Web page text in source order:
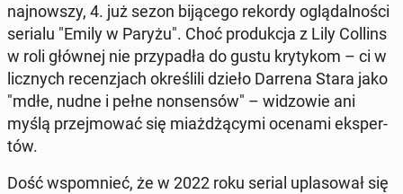
naj­now­szy, 4. już sezon bi­ją­ce­go rekordy oglą­dal­no­ści
serialu "Emily w Paryżu". Choć pro­duk­cja z Lily Collins
w roli głównej nie przy­pa­dła do gustu kry­ty­kom – ci w
licz­nych re­cen­zjach okre­śli­li dzieło Darrena Stara jako
"mdłe, nudne i pełne non­sen­sów" – wi­dzo­wie ani
myślą przej­mo­wać się miaż­dżą­cy­mi ocenami eks­per­
tów.
Dość wspo­mnieć, że w 2022 roku serial upla­so­wał się